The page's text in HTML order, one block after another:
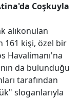
Coşkuyla
alıkonulan
161 kişi, özel bir
Havalimanı'na
da bulunduğu
tarafından
sloganlarıyla